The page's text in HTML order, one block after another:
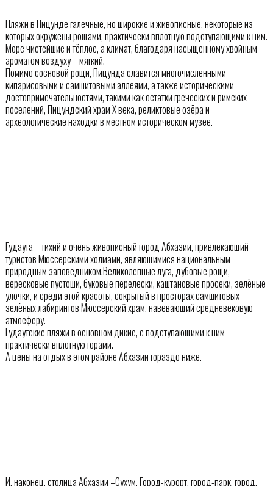
Пляжи в Пицунде галечные, но широкие и живописные, некоторые из
которых окружены рощами, практически вплотную подступающими к ним.
Море чистейшие и тёплое, а климат, благодаря насыщенному хвойным
ароматом воздуху – мягкий.
Помимо сосновой рощи, Пицунда славится многочисленными
кипарисовыми и самшитовыми аллеями, а также историческими
достопримечательностями, такими как остатки греческих и римских
поселений, Пицундский храм Х века, реликтовые озёра и
археологические находки в местном историческом музее.
Гудаута – тихий и очень живописный город Абхазии, привлекающий
туристов Мюссерскими холмами, являющимися национальным
природным заповедником.Великолепные луга, дубовые рощи,
вересковые пустоши, буковые перелески, каштановые просеки, зелёные
улочки, и среди этой красоты, сокрытый в просторах самшитовых
зелёных лабиринтов Мюссерский храм, навевающий средневековую
атмосферу.
Гудаутские пляжи в основном дикие, с подступающими к ним
практически вплотную горами.
А цены на отдых в этом районе Абхазии гораздо ниже.
И, наконец, столица Абхазии –Сухум. Город-курорт, город-парк, город,